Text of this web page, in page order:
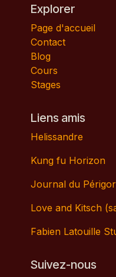
Explorer
Page d'accueil
Contact
Blog
Cours
Stages
Liens amis
Helissandre
Kung fu Horizon
Journal du
Love and Kitsch
Fabien Latouille
Suivez-nous